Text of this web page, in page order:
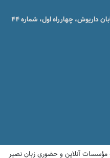
آدرس دفتر مرکزی: کرج، گوهردشت، خیابان داریوش، چهارراه اول، شماره ۴۴
به مؤسسات آنلاین و حضوری زبان نصیر